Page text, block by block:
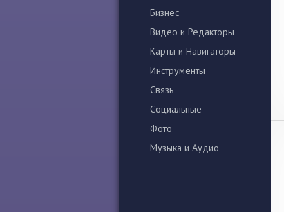
Бизнес
Видео и Редакторы
Карты и Навигаторы
Инструменты
Связь
Социальные
Фото
Музыка и Аудио